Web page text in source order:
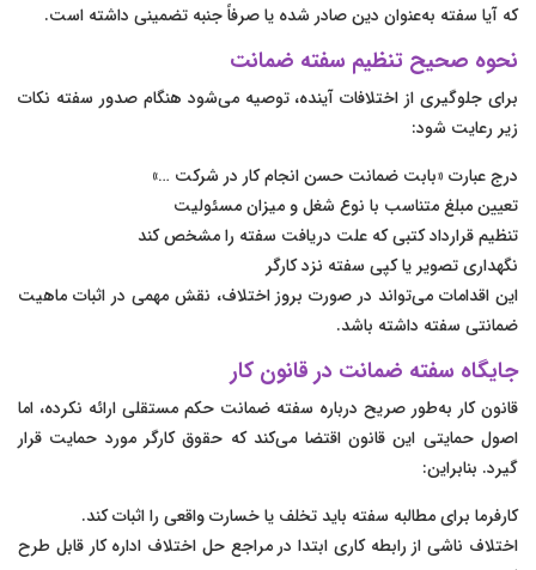
که آیا سفته به‌عنوان دین صادر شده یا صرفاً جنبه تضمینی داشته است.
نحوه صحیح تنظیم سفته ضمانت
برای جلوگیری از اختلافات آینده، توصیه می‌شود هنگام صدور سفته نکات
زیر رعایت شود:
درج عبارت «بابت ضمانت حسن انجام کار در شرکت …»
تعیین مبلغ متناسب با نوع شغل و میزان مسئولیت
تنظیم قرارداد کتبی که علت دریافت سفته را مشخص کند
نگهداری تصویر یا کپی سفته نزد کارگر
این اقدامات می‌تواند در صورت بروز اختلاف، نقش مهمی در اثبات ماهیت
ضمانتی سفته داشته باشد.
جایگاه سفته ضمانت در قانون کار
قانون کار به‌طور صریح درباره سفته ضمانت حکم مستقلی ارائه نکرده، اما
اصول حمایتی این قانون اقتضا می‌کند که حقوق کارگر مورد حمایت قرار
گیرد. بنابراین:
کارفرما برای مطالبه سفته باید تخلف یا خسارت واقعی را اثبات کند.
اختلاف ناشی از رابطه کاری ابتدا در مراجع حل اختلاف اداره کار قابل طرح